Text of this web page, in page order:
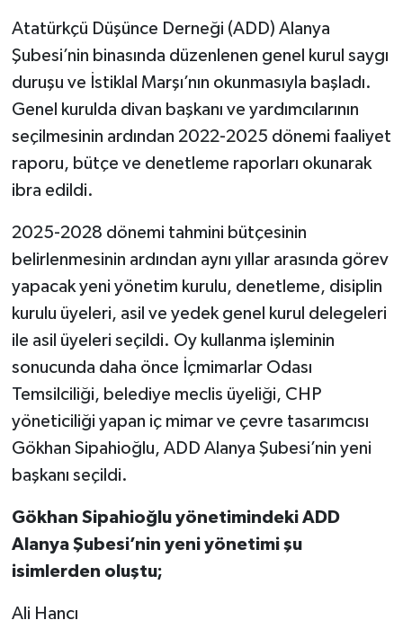
Atatürkçü Düşünce Derneği (ADD) Alanya
Şubesi’nin binasında düzenlenen genel kurul saygı
duruşu ve İstiklal Marşı’nın okunmasıyla başladı.
Genel kurulda divan başkanı ve yardımcılarının
seçilmesinin ardından 2022-2025 dönemi faaliyet
raporu, bütçe ve denetleme raporları okunarak
ibra edildi.
2025-2028 dönemi tahmini bütçesinin
belirlenmesinin ardından aynı yıllar arasında görev
yapacak yeni yönetim kurulu, denetleme, disiplin
kurulu üyeleri, asil ve yedek genel kurul delegeleri
ile asil üyeleri seçildi. Oy kullanma işleminin
sonucunda daha önce İçmimarlar Odası
Temsilciliği, belediye meclis üyeliği, CHP
yöneticiliği yapan iç mimar ve çevre tasarımcısı
Gökhan Sipahioğlu, ADD Alanya Şubesi’nin yeni
başkanı seçildi.
Gökhan Sipahioğlu yönetimindeki ADD
Alanya Şubesi’nin yeni yönetimi şu
isimlerden oluştu;
Ali Hancı